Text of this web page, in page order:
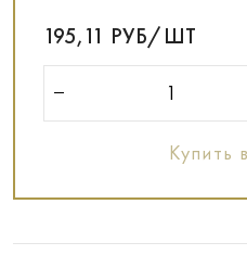
195,11 РУБ/ШТ
Купить